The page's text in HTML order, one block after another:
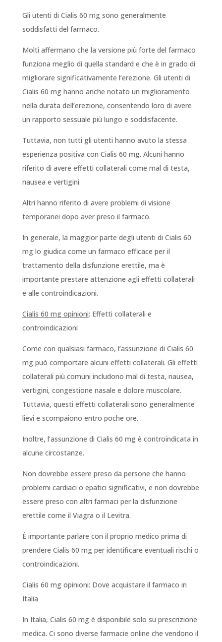
Gli utenti di Cialis 60 mg sono generalmente
soddisfatti del farmaco.
Molti affermano che la versione più forte del farmaco
funziona meglio di quella standard e che è in grado di
migliorare significativamente l’erezione. Gli utenti di
Cialis 60 mg hanno anche notato un miglioramento
nella durata dell’erezione, consentendo loro di avere
un rapporto sessuale più lungo e soddisfacente.
Tuttavia, non tutti gli utenti hanno avuto la stessa
esperienza positiva con Cialis 60 mg. Alcuni hanno
riferito di avere effetti collaterali come mal di testa,
nausea e vertigini.
Altri hanno riferito di avere problemi di visione
temporanei dopo aver preso il farmaco.
In generale, la maggior parte degli utenti di Cialis 60
mg lo giudica come un farmaco efficace per il
trattamento della disfunzione erettile, ma è
importante prestare attenzione agli effetti collaterali
e alle controindicazioni.
Cialis 60 mg opinioni: Effetti collaterali e
controindicazioni
Come con qualsiasi farmaco, l’assunzione di Cialis 60
mg può comportare alcuni effetti collaterali. Gli effetti
collaterali più comuni includono mal di testa, nausea,
vertigini, congestione nasale e dolore muscolare.
Tuttavia, questi effetti collaterali sono generalmente
lievi e scompaiono entro poche ore.
Inoltre, l’assunzione di Cialis 60 mg è controindicata in
alcune circostanze.
Non dovrebbe essere preso da persone che hanno
problemi cardiaci o epatici significativi, e non dovrebbe
essere preso con altri farmaci per la disfunzione
erettile come il Viagra o il Levitra.
È importante parlare con il proprio medico prima di
prendere Cialis 60 mg per identificare eventuali rischi o
controindicazioni.
Cialis 60 mg opinioni: Dove acquistare il farmaco in
Italia
In Italia, Cialis 60 mg è disponibile solo su prescrizione
medica. Ci sono diverse farmacie online che vendono il